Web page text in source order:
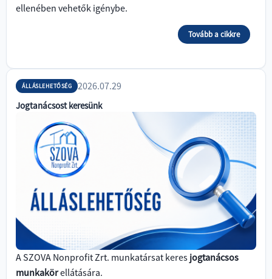
ellenében vehetők igénybe.
Tovább a cikkre
ÁLLÁSLEHETŐSÉG 2026.07.29
Jogtanácsost keresünk
A SZOVA Nonprofit Zrt. munkatársat keres jogtanácsos
munkakörellátására.